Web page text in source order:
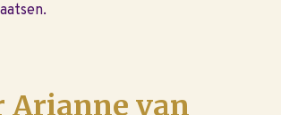
Arianne van